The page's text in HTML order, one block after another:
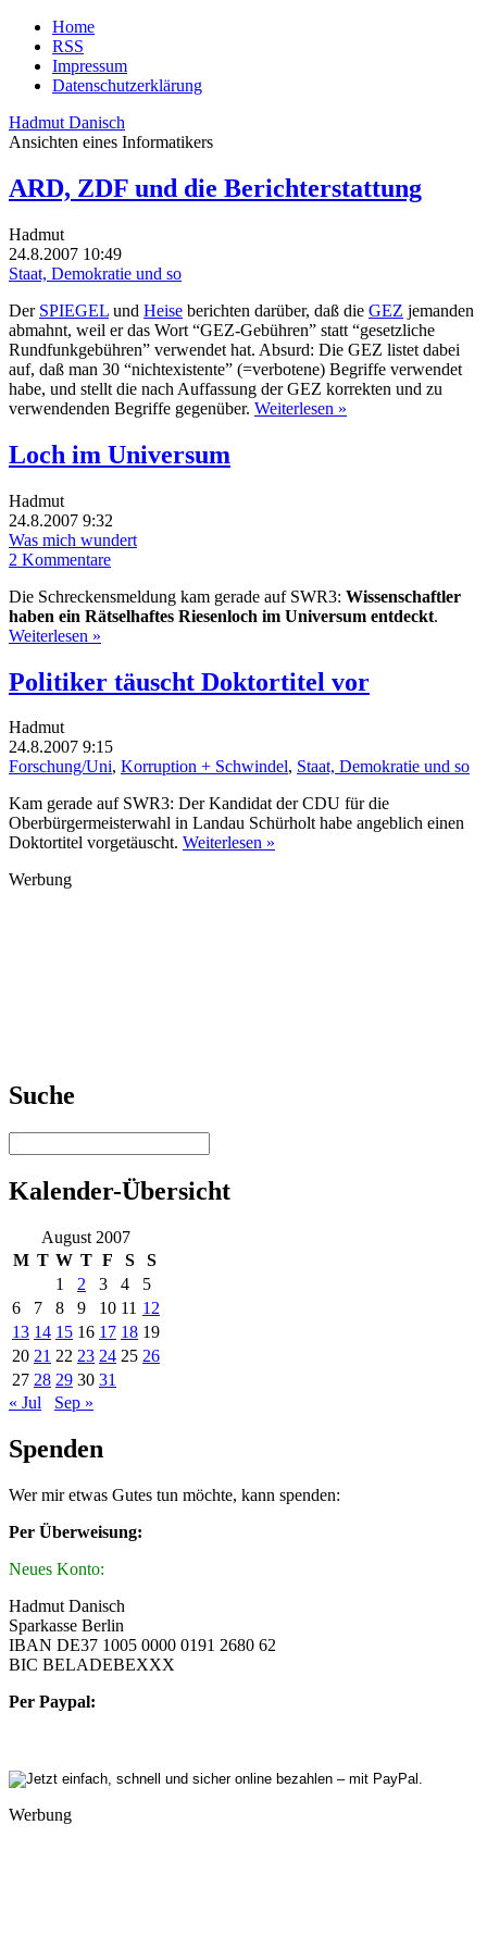
Home
RSS
Impressum
Datenschutzerklärung
Hadmut Danisch
Ansichten eines Informatikers
ARD, ZDF und die Berichterstattung
Hadmut
24.8.2007 10:49
Staat, Demokratie und so
Der SPIEGEL und Heise berichten darüber, daß die GEZ jemanden
abmahnt, weil er das Wort “GEZ-Gebühren” statt “gesetzliche
Rundfunkgebühren” verwendet hat. Absurd: Die GEZ listet dabei
auf, daß man 30 “nichtexistente” (=verbotene) Begriffe verwendet
habe, und stellt die nach Auffassung der GEZ korrekten und zu
verwendenden Begriffe gegenüber. Weiterlesen »
Loch im Universum
Hadmut
24.8.2007 9:32
Was mich wundert
2 Kommentare
Die Schreckensmeldung kam gerade auf SWR3: Wissenschaftler
haben ein Rätselhaftes Riesenloch im Universum entdeckt.
Weiterlesen »
Politiker täuscht Doktortitel vor
Hadmut
24.8.2007 9:15
Forschung/Uni, Korruption + Schwindel, Staat, Demokratie und so
Kam gerade auf SWR3: Der Kandidat der CDU für die
Oberbürgermeisterwahl in Landau Schürholt habe angeblich einen
Doktortitel vorgetäuscht. Weiterlesen »
Werbung
Suche
Kalender-Übersicht
August 2007
M T W T F S
S
1
2 3 4
5
6
7 8 9 10 11 12
13 14 15 16 17 18 19
20 21 22 23 24 25 26
27 28 29 30 31
« Jul
Sep »
Spenden
Wer mir etwas Gutes tun möchte, kann spenden:
Per Überweisung:
Neues Konto:
Hadmut Danisch
Sparkasse Berlin
IBAN DE37 1005 0000 0191 2680 62
BIC BELADEBEXXX
Per Paypal:
Werbung